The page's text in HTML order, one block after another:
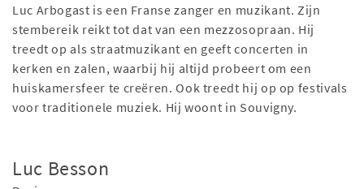
Luc Arbogast is een Franse zanger en muzikant. Zijn
stembereik reikt tot dat van een mezzosopraan. Hij
treedt op als straatmuzikant en geeft concerten in
kerken en zalen, waarbij hij altijd probeert om een
huiskamersfeer te creëren. Ook treedt hij op op festivals
voor traditionele muziek. Hij woont in Souvigny.
Luc Besson